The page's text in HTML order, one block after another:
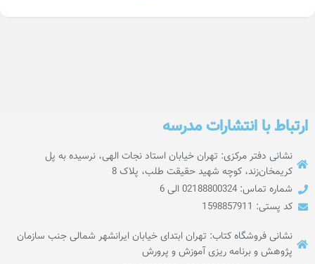
ارتباط با انتشارات مدرسه
نشانی دفتر مرکزی: تهران خیابان استاد نجات الهی، نرسیده به پل
کریمخان‌زند، کوچه شهید حقیقت طلب، پلاک 8
شماره تماس: 02188800324 الی 6
کد پستی: 1598857911
نشانی فروشگاه کتاب: تهران ابتدای خیابان ایرانشهر شمالی جنب سازمان
پژوهش و برنامه ریزی آموزش و پرورش